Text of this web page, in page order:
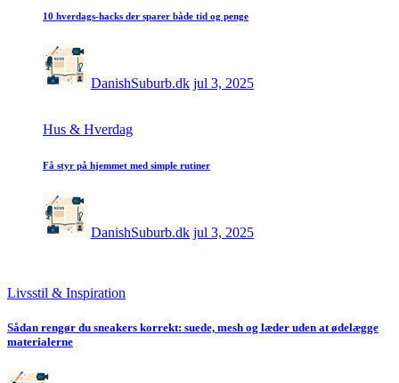
10 hverdags-hacks der sparer både tid og penge
DanishSuburb.dk jul 3, 2025
Hus & Hverdag
Få styr på hjemmet med simple rutiner
DanishSuburb.dk jul 3, 2025
Livsstil & Inspiration
Sådan rengør du sneakers korrekt: suede, mesh og læder uden at ødelægge
materialerne